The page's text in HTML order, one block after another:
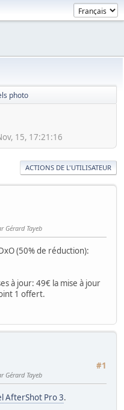
photo
15, 17:21:16
ACTIONS DE L'UTILISATEUR
Gérard Tayeb
(50% de réduction):
à jour: 49€ la mise à jour
1 offert.
#1
Gérard Tayeb
AfterShot Pro 3.